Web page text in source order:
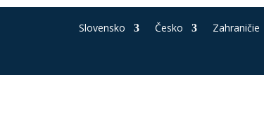
Slovensko Česko Zahraničie